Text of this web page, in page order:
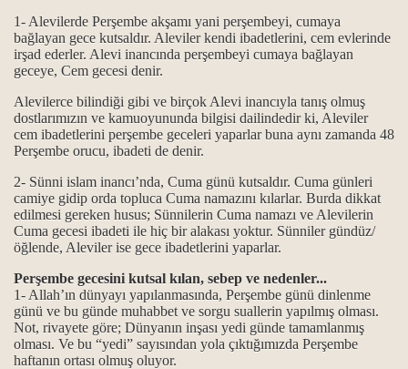
1- Alevilerde Perşembe akşamı yani perşembeyi, cumaya
bağlayan gece kutsaldır. Aleviler kendi ibadetlerini, cem evlerinde
irşad ederler. Alevi inancında perşembeyi cumaya bağlayan
geceye, Cem gecesi denir.
Alevilerce bilindiği gibi ve birçok Alevi inancıyla tanış olmuş
dostlarımızın ve kamuoyununda bilgisi dailindedir ki, Aleviler
cem ibadetlerini perşembe geceleri yaparlar buna aynı zamanda 48
Perşembe orucu, ibadeti de denir.
2- Sünni islam inancı’nda, Cuma günü kutsaldır. Cuma günleri
camiye gidip orda topluca Cuma namazını kılarlar. Burda dikkat
edilmesi gereken husus; Sünnilerin Cuma namazı ve Alevilerin
Cuma gecesi ibadeti ile hiç bir alakası yoktur. Sünniler gündüz/
öğlende, Aleviler ise gece ibadetlerini yaparlar.
Perşembe gecesini kutsal kılan, sebep ve nedenler...
1- Allah’ın dünyayı yapılanmasında, Perşembe günü dinlenme
günü ve bu günde muhabbet ve sorgu suallerin yapılmış olması.
Not, rivayete göre; Dünyanın inşası yedi günde tamamlanmış
olması. Ve bu “yedi” sayısından yola çıktığımızda Perşembe
haftanın ortası olmuş oluyor.
din kitapları